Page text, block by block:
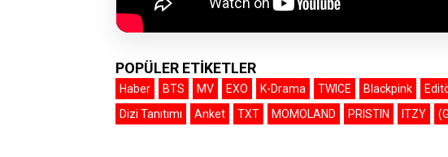
POPÜLER ETİKETLER
Haber BTS MV EXO K-Drama TWICE Blackpink
Dizi Tanıtımı
Anket TXT MOMOLAND PRISTIN ITZY